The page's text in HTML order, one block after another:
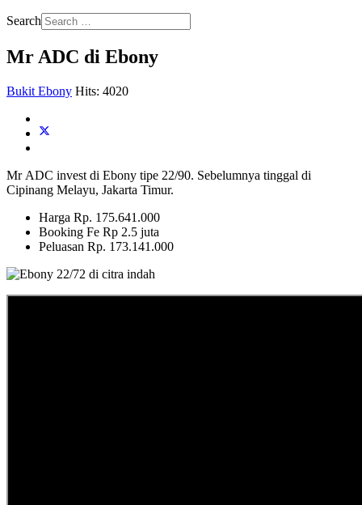
Search
Mr ADC di Ebony
Bukit Ebony Hits: 4020
Mr ADC invest di Ebony tipe 22/90. Sebelumnya tinggal di
Cipinang Melayu, Jakarta Timur.
Harga Rp. 175.641.000
Booking Fe Rp 2.5 juta
Peluasan Rp. 173.141.000